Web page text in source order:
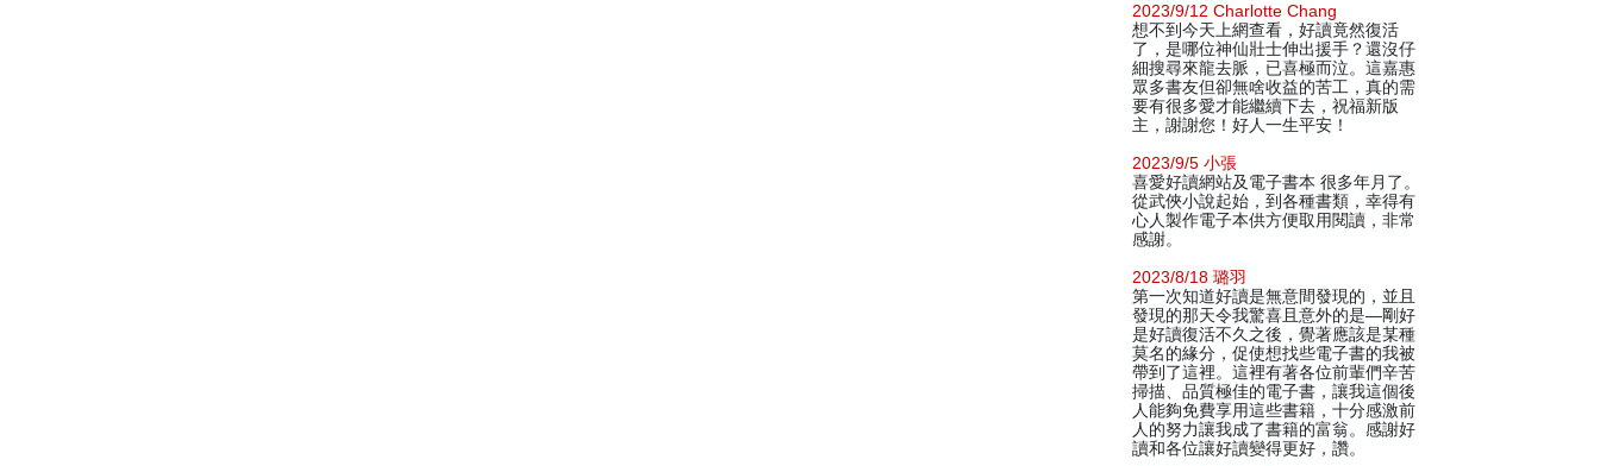
2023/9/12 Charlotte Chang
想不到今天上網查看，好讀竟然復活
了，是哪位神仙壯士伸出援手？還沒仔
細搜尋來龍去脈，已喜極而泣。這嘉惠
眾多書友但卻無啥收益的苦工，真的需
要有很多愛才能繼續下去，祝福新版
主，謝謝您！好人一生平安！
2023/9/5 小張
喜愛好讀網站及電子書本 很多年月了。
從武俠小說起始，到各種書類，幸得有
心人製作電子本供方便取用閱讀，非常
感謝。
2023/8/18 璐羽
第一次知道好讀是無意間發現的，並且
發現的那天令我驚喜且意外的是—剛好
是好讀復活不久之後，覺著應該是某種
莫名的緣分，促使想找些電子書的我被
帶到了這裡。這裡有著各位前輩們辛苦
掃描、品質極佳的電子書，讓我這個後
人能夠免費享用這些書籍，十分感激前
人的努力讓我成了書籍的富翁。感謝好
讀和各位讓好讀變得更好，讚。